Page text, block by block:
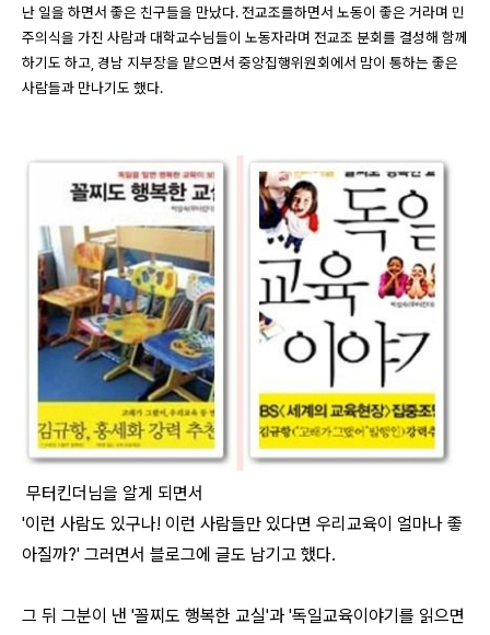
난 일을 하면서 좋은 친구들을 만났다. 전교조를하면서 노동이 좋은 거라며 민
주의식을 가진 사람과 대학교수님들이 노동자라며 전교조 분회를 결성해 함께
하기도 하고, 경남 지부장을 맡으면서 중앙집행위원회에서 맘이 통하는 좋은
사람들과 만나기도 했다.
무터킨더님을 알게 되면서
'이런 사람도 있구나! 이런 사람들만 있다면 우리교육이 얼마나 좋
아질까?' 그러면서 블로그에 글도 남기고 했다.
그 뒤 그분이 낸 '꼴찌도 행복한 교실'과 '독일교육이야기를 읽으면